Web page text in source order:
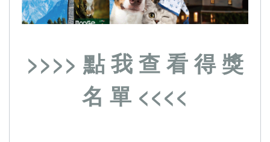
>>>> 點 我 查 看 得 獎
名 單 <<<<